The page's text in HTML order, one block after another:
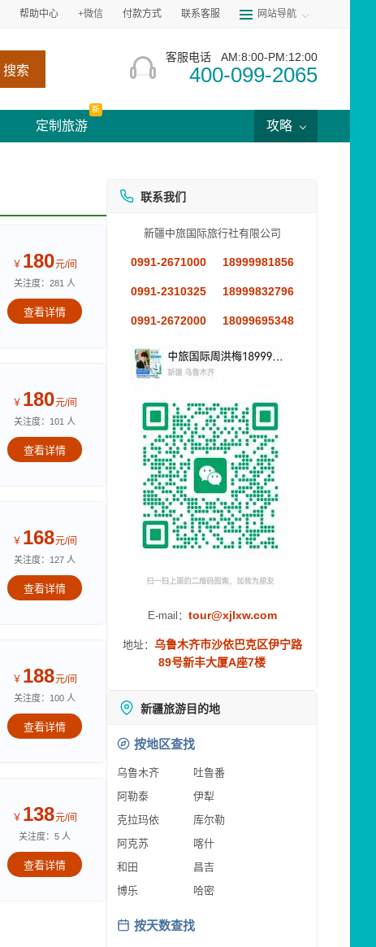
帮助中心 +微信 付款方式 联系客服 网站导航
搜索
客服电话 AM:8:00-PM:12:00
400-099-2065
定制旅游
新
攻略
￥ 180元/间
关注度：281 人
查看详情
￥ 180元/间
关注度：101 人
查看详情
￥ 168元/间
关注度：127 人
查看详情
￥ 188元/间
关注度：100 人
查看详情
￥ 138元/间
关注度：5 人
查看详情
联系我们
新疆中旅国际旅行社有限公司
0991-2671000 18999981856
0991-2310325 18999832796
0991-2672000 18099695348
E-mail： tour@xjlxw.com
地址： 乌鲁木齐市沙依巴克区伊宁路
89号新丰大厦A座7楼
新疆旅游目的地
按地区查找
乌鲁木齐
吐鲁番
阿勒泰
伊犁
克拉玛依
库尔勒
阿克苏
喀什
和田
昌吉
博乐
哈密
按天数查找